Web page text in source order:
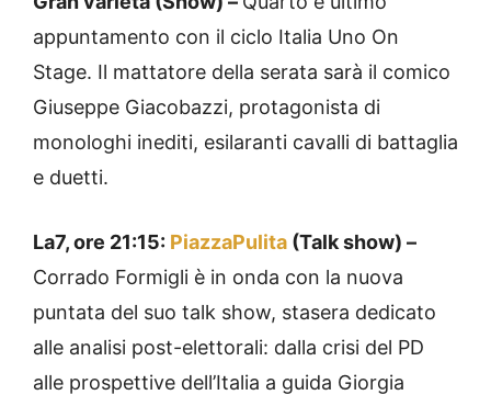
appuntamento con il ciclo Italia Uno On
Stage. Il mattatore della serata sarà il comico
Giuseppe Giacobazzi, protagonista di
monologhi inediti, esilaranti cavalli di battaglia
e duetti.
La7, ore 21:15: PiazzaPulita (Talk show) –
Corrado Formigli è in onda con la nuova
puntata del suo talk show, stasera dedicato
alle analisi post-elettorali: dalla crisi del PD
alle prospettive dell’Italia a guida Giorgia